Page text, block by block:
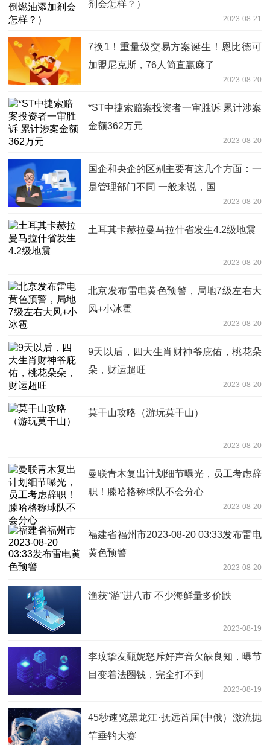
剂会怎样？）
2023-08-21
7换1！重量级交易方案诞生！恩比德可
加盟尼克斯，76人简直赢麻了
2023-08-20
*ST中捷索赔案投资者一审胜诉 累计涉案
金额362万元
2023-08-20
国企和央企的区别主要有这几个方面：一
是管理部门不同 一般来说，国
2023-08-20
土耳其卡赫拉曼马拉什省发生4.2级地震
2023-08-20
北京发布雷电黄色预警，局地7级左右大
风+小冰雹
2023-08-20
9天以后，四大生肖财神爷庇佑，桃花朵
朵，财运超旺
2023-08-20
莫干山攻略（游玩莫干山）
2023-08-20
曼联青木复出计划细节曝光，员工考虑辞
职！滕哈格称球队不会分心
2023-08-20
福建省福州市2023-08-20 03:33发布雷电
黄色预警
2023-08-20
渔获“游”进八市 不少海鲜量多价跌
2023-08-19
李玟挚友甄妮怒斥好声音欠缺良知，曝节
目变着法圈钱，完全打不到
2023-08-19
45秒速览黑龙江·抚远首届(中俄）激流抛
竿垂钓大赛